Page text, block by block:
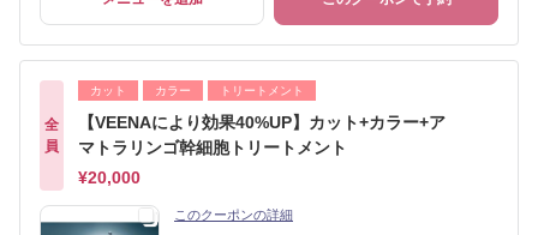
全
員
カット カラー トリートメント
【VEENAにより効果40%UP】カット+カラー+ア
マトラリンゴ幹細胞トリートメント
¥20,000
このクーポンの詳細